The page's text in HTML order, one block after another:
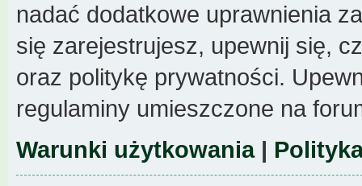
nadać dodatkowe uprawnienia
się zarejestrujesz, upewnij się,
oraz politykę prywatności.
regulaminy umieszczone na
Warunki użytkowania|